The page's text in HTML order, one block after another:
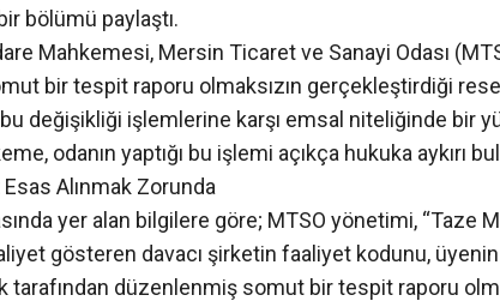
bölümü paylaştı.
Mahkemesi, Mersin Ticaret ve Sanayi Odası
bir tespit raporu olmaksızın gerçekleştirdiği
değişikliği işlemlerine karşı emsal niteliğinde bir
odanın yaptığı bu işlemi açıkça hukuka aykırı
Alınmak Zorunda
yer alan bilgilere göre; MTSO yönetimi, “Taze
gösteren davacı şirketin faaliyet kodunu,
tarafından düzenlenmiş somut bir tespit raporu